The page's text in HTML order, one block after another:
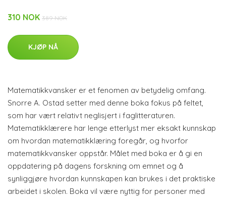
310 NOK 389 NOK
KJØP NÅ
Matematikkvansker er et fenomen av betydelig omfang.
Snorre A. Ostad setter med denne boka fokus på feltet,
som har vært relativt neglisjert i faglitteraturen.
Matematikklærere har lenge etterlyst mer eksakt kunnskap
om hvordan matematikklæring foregår, og hvorfor
matematikkvansker oppstår. Målet med boka er å gi en
oppdatering på dagens forskning om emnet og å
synliggjøre hvordan kunnskapen kan brukes i det praktiske
arbeidet i skolen. Boka vil være nyttig for personer med